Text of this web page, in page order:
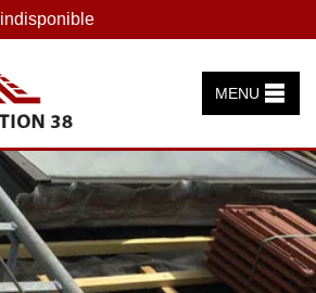
indisponible
MENU